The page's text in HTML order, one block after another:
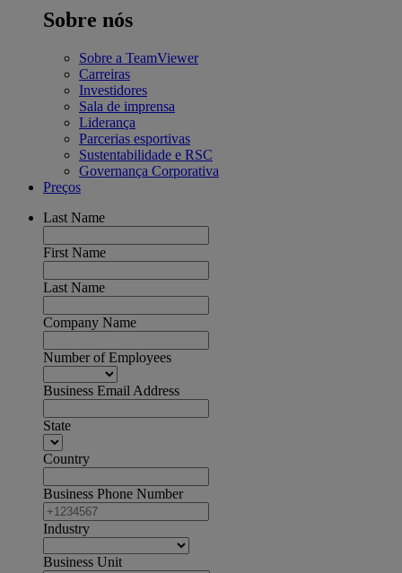
Sobre nós
Sobre a TeamViewer
Carreiras
Investidores
Sala de imprensa
Liderança
Parcerias esportivas
Sustentabilidade e RSC
Governança Corporativa
Preços
Last Name
First Name
Last Name
Company Name
Number of Employees
Business Email Address
State
Country
Business Phone Number
Industry
Business Unit